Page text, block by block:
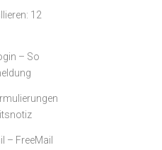
12
– So
– FreeMail